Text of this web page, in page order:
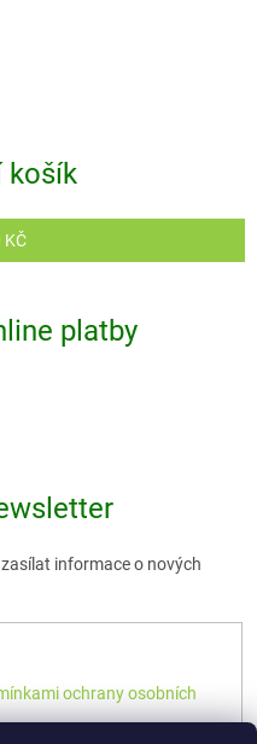
košík
KČ
platby
informace o nových
ochrany osobních